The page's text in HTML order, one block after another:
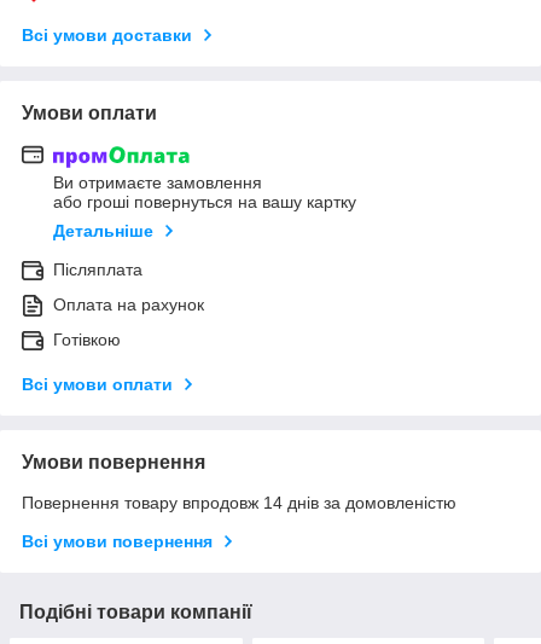
Всі умови доставки
Умови оплати
Ви отримаєте замовлення
або гроші повернуться на вашу картку
Детальніше
Післяплата
Оплата на рахунок
Готівкою
Всі умови оплати
Умови повернення
Повернення товару впродовж 14 днів за домовленістю
Всі умови повернення
Подібні товари компанії